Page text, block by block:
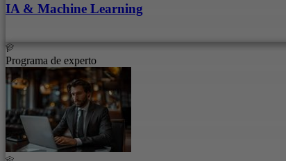
IA & Machine Learning
Programa de experto